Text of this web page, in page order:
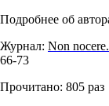
Подробнее об
Журнал: Non
66‑73
Прочитано: 805 раз